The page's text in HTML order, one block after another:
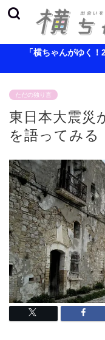
「横ちゃんがゆく
ただの独り言
東日本大震災
を語ってみる